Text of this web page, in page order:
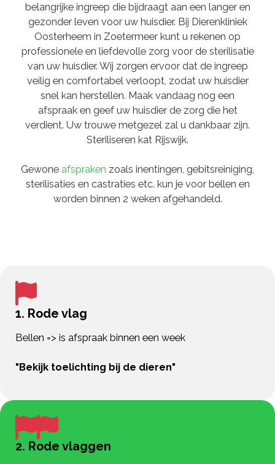
belangrijke ingreep die bijdraagt aan een langer en
gezonder leven voor uw huisdier. Bij Dierenkliniek
Oosterheem in Zoetermeer kunt u rekenen op
professionele en liefdevolle zorg voor de sterilisatie
van uw huisdier. Wij zorgen ervoor dat de ingreep
veilig en comfortabel verloopt, zodat uw huisdier
snel kan herstellen. Maak vandaag nog een
afspraak en geef uw huisdier de zorg die het
verdient. Uw trouwe metgezel zal u dankbaar zijn.
Steriliseren kat Rijswijk.
Gewone afspraken zoals inentingen, gebitsreiniging,
sterilisaties en castraties etc. kun je voor bellen en
worden binnen 2 weken afgehandeld.
1. Rode vlag
Bellen => is afspraak binnen een week
"Bekijk toelichting bij de dieren"
2. Rode vlaggen